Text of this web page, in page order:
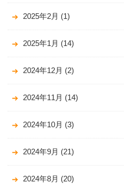
2025年2月 (1)
2025年1月 (14)
2024年12月 (2)
2024年11月 (14)
2024年10月 (3)
2024年9月 (21)
2024年8月 (20)